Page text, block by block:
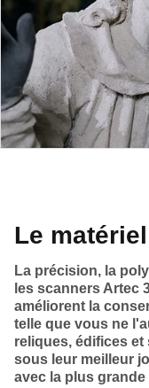
Le
La précision, la
les scanners Artec
améliorent la
telle que vous ne
reliques, édifices
sous leur meilleur
avec la plus